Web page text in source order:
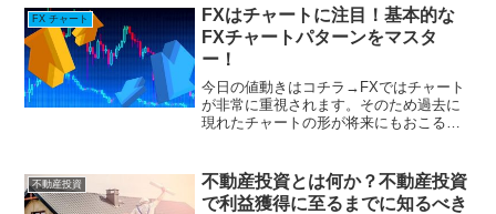
取引の基礎から、成功するための戦略、
そして避けるべきリス...
FX チャート
FXはチャートに注目！基本的な
FXチャートパターンをマスタ
ー！
今日の値動きはコチラ→FXではチャート
が非常に重視されます。そのため過去に
現れたチャートの形が将来にもおこる可
れば、まだまだトレンドは続いていくか
も、ここで反転する可能...
不動産投資
不動産投資とは何か？不動産投資
で利益獲得に至るまでに知るべき